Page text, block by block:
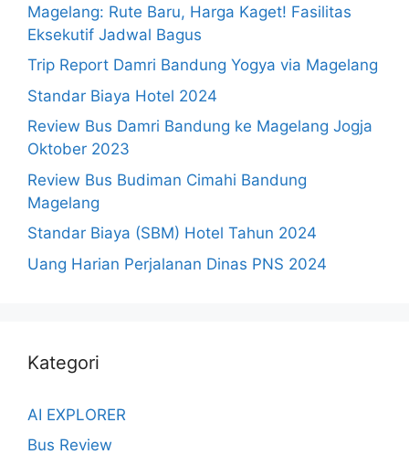
Magelang: Rute Baru, Harga Kaget! Fasilitas
Eksekutif Jadwal Bagus
Trip Report Damri Bandung Yogya via Magelang
Standar Biaya Hotel 2024
Review Bus Damri Bandung ke Magelang Jogja
Oktober 2023
Review Bus Budiman Cimahi Bandung
Magelang
Standar Biaya (SBM) Hotel Tahun 2024
Uang Harian Perjalanan Dinas PNS 2024
Kategori
AI EXPLORER
Bus Review